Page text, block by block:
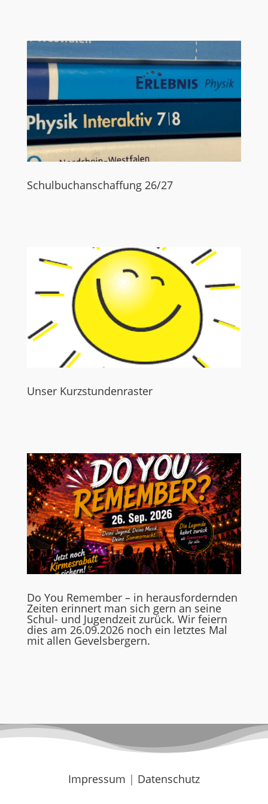
Schulbuchanschaffung 26/27
Unser Kurzstundenraster
Do You Remember – in herausfordernden
Zeiten erinnert man sich gern an seine
Schul- und Jugendzeit zurück. Wir feiern
dies am 26.09.2026 noch ein letztes Mal
mit allen Gevelsbergern.
Impressum | Datenschutz